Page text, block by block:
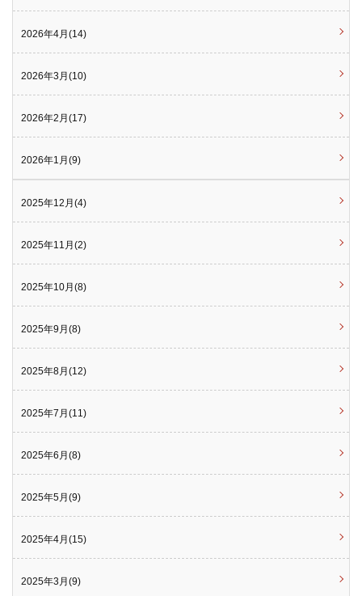
2026年4月(14)
2026年3月(10)
2026年2月(17)
2026年1月(9)
2025年12月(4)
2025年11月(2)
2025年10月(8)
2025年9月(8)
2025年8月(12)
2025年7月(11)
2025年6月(8)
2025年5月(9)
2025年4月(15)
2025年3月(9)